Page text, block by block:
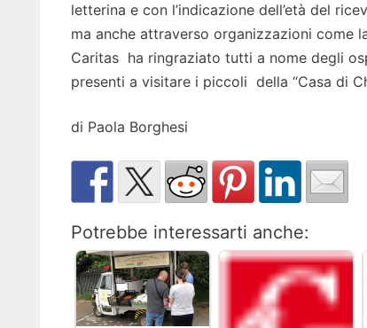
letterina e con l’indicazione dell’età del
ma anche attraverso organizzazioni come
Caritas ha ringraziato tutti a nome degli
presenti a visitare i piccoli della “Casa di
di Paola Borghesi
Potrebbe interessarti anche: